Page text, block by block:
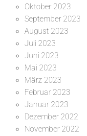
Oktober 2023
September 2023
August 2023
Juli 2023
Juni 2023
Mai 2023
März 2023
Februar 2023
Januar 2023
Dezember 2022
November 2022